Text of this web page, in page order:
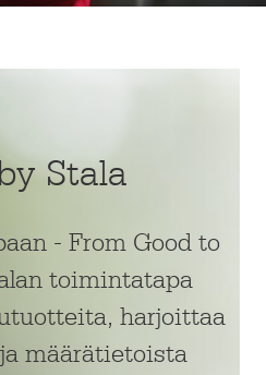
Stala
- From Good to
toimintatapa
harjoittaa
määrätietoista